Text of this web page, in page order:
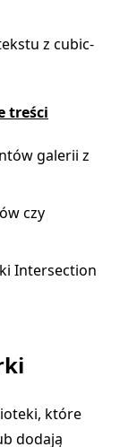
z cubic-
treści
galerii z
czy
Intersection
które
dodają